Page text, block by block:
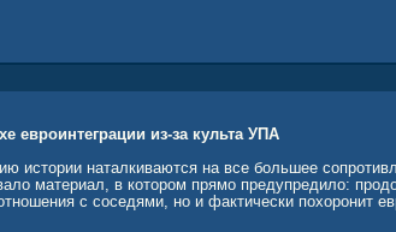
евроинтеграции из-за культа УПА
истории наталкиваются на все большее
материал, в котором прямо предупредило:
с соседями, но и фактически похоронит